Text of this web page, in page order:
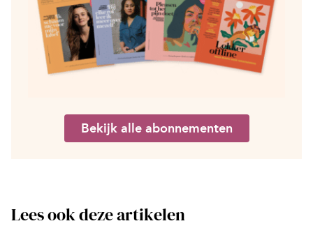
Bekijk alle abonnementen
Lees ook deze artikelen